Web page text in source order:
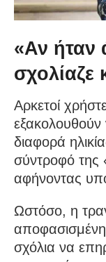
«Αν ήταν
σχολίαζε
Αρκετοί
διαφορά
σύντροφό της
αφήνοντας
Ωστόσο, η
σχόλια να